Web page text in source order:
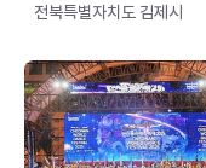
전북특별자치도 김제시